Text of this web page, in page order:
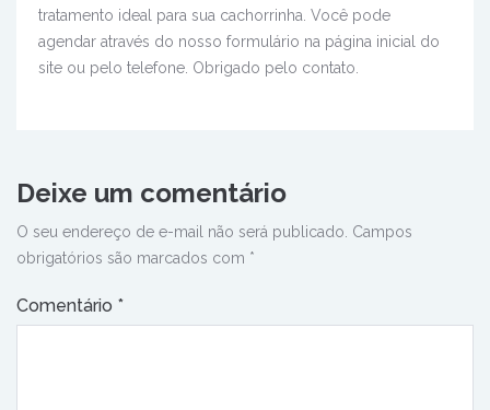
tratamento ideal para sua cachorrinha. Você pode
agendar através do nosso formulário na página inicial do
site ou pelo telefone. Obrigado pelo contato.
Deixe um comentário
O seu endereço de e-mail não será publicado. Campos
obrigatórios são marcados com *
Comentário *